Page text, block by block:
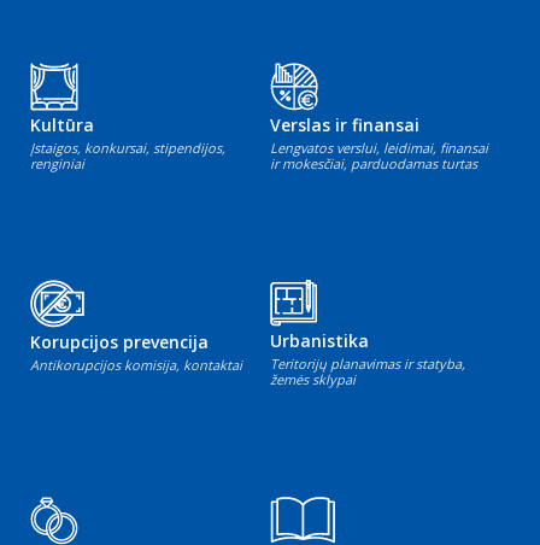
Kultūra
Įstaigos, konkursai, stipendijos,
renginiai
Verslas ir finansai
Lengvatos verslui, leidimai, finansai
ir mokesčiai, parduodamas turtas
Korupcijos prevencija
Antikorupcijos komisija, kontaktai
Urbanistika
Teritorijų planavimas ir statyba,
žemės sklypai